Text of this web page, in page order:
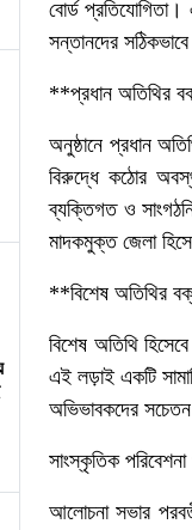
বোর্ড
সন্তানদের
**প্রধান অতিথির
অনুষ্ঠানে প্রধান
বিরুদ্ধে কঠোর
ব্যক্তিগত ও
মাদকমুক্ত জেলা
**বিশেষ অতিথির
বিশেষ অতিথি
এই লড়াই একটি
অভিভাবকদের
সাংস্কৃতিক
আলোচনা সভার